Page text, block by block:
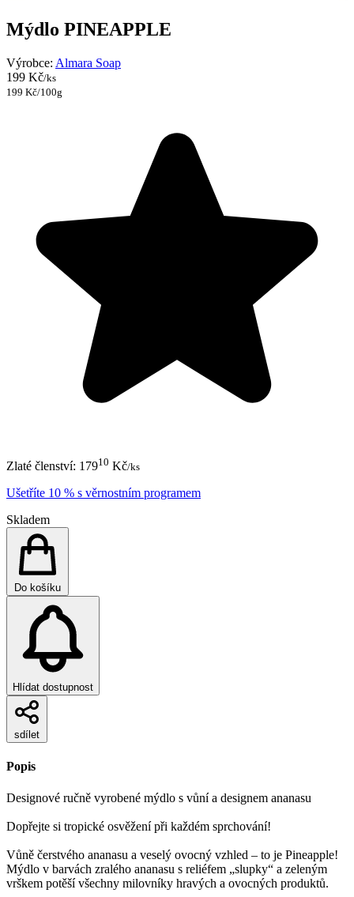
Mýdlo PINEAPPLE
Výrobce: Almara Soap
199 Kč/ks
199 Kč/100g
Zlaté členství: 17910 Kč/ks
Ušetříte 10 % s věrnostním programem
Skladem
Do košíku
Hlídat dostupnost
sdílet
Popis
Designové ručně vyrobené mýdlo s vůní a designem ananasu
Dopřejte si tropické osvěžení při každém sprchování!
Vůně čerstvého ananasu a veselý ovocný vzhled – to je Pineapple!
Mýdlo v barvách zralého ananasu s reliéfem „slupky“ a zeleným
vrškem potěší všechny milovníky hravých a ovocných produktů.